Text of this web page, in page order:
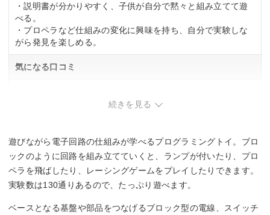
・説明書が分かりやすく、子供が自分で黙々と組み立てて遊
べる。
・プロペラなど仕組みの変化に興味を持ち、自分で実験しな
がら発見を楽しめる。
気になる口コミ
続きを見る
遊びながら電子回路の仕組みが学べるプログラミングトイ。ブロ
ックのように回路を組み立てていくと、ランプが付いたり、プロ
ペラを飛ばしたり、レーシングゲームをプレイしたりできます。
実験数は130通りあるので、たっぷり遊べます。
ベースとなる基盤や部品をつなげるブロック型の電線、スイッチ